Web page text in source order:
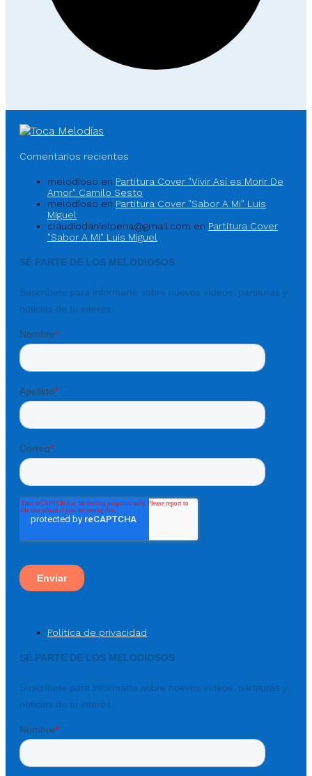
Comentarios recientes
melodioso en Partitura Cover "Vivir Así es Morir De
Amor" Camilo Sesto
melodioso en Partitura Cover "Sabor A Mi" Luis
Miguel
claudiodanielpena@gmail.com en Partitura Cover
"Sabor A Mi" Luis Miguel
Política de privacidad